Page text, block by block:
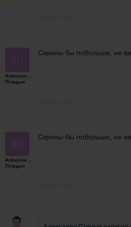
Александр
Птицын
Скрины бы побольше, не
Александр
Птицын
Скрины бы побольше, не